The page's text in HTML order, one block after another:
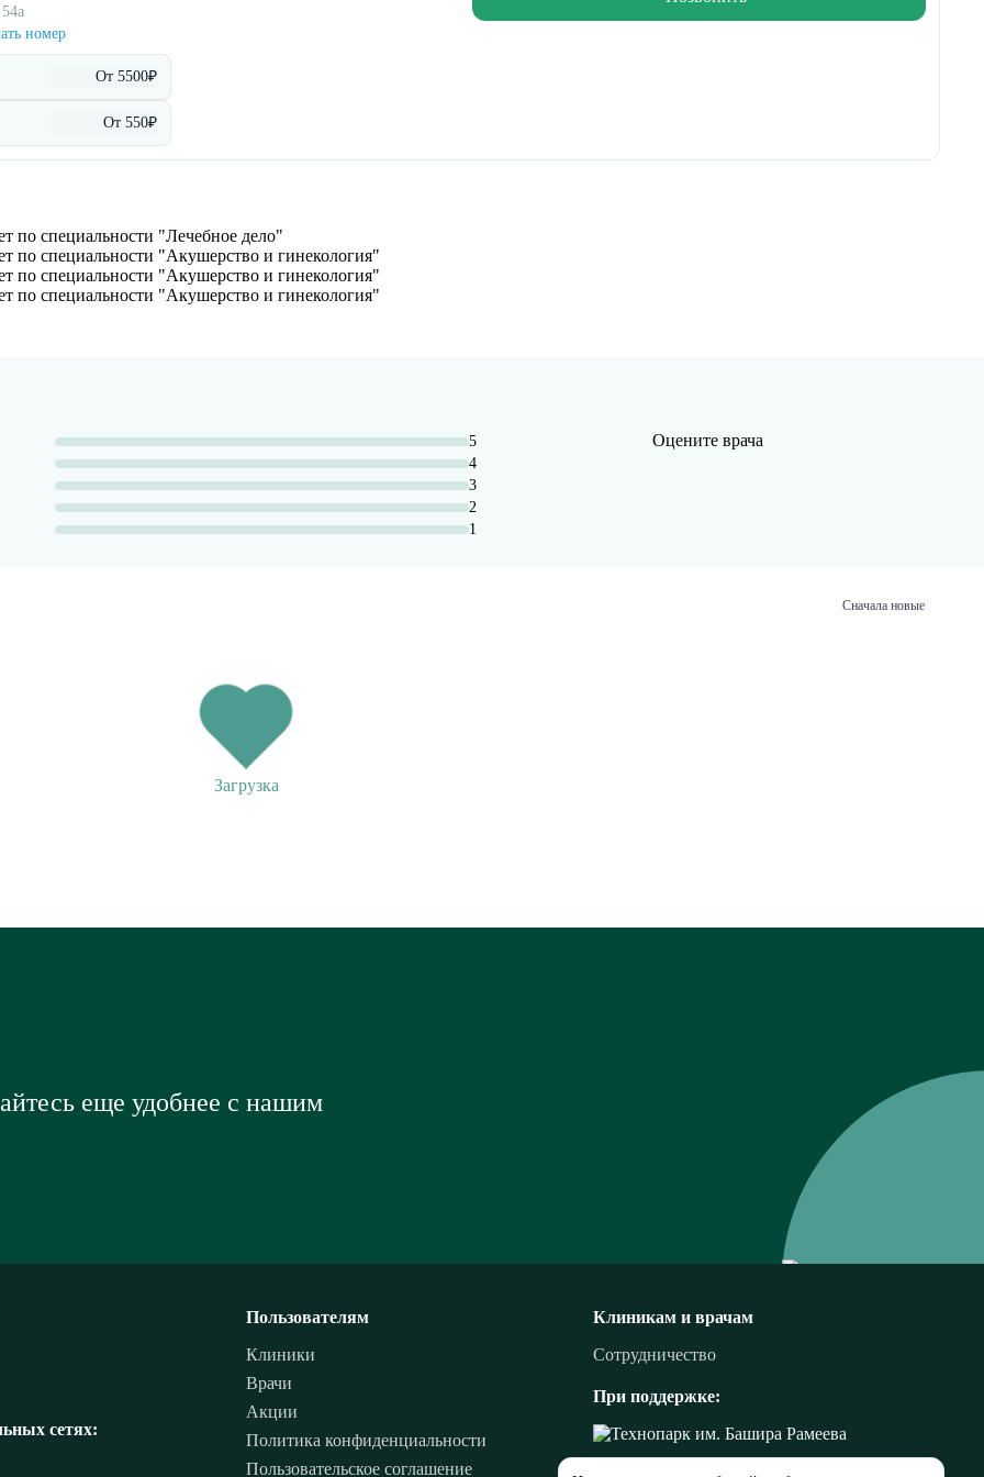
номер
От 5500₽
От 550₽
по специальности "Лечебное дело"
по специальности "Акушерство и гинекология"
по специальности "Акушерство и гинекология"
по специальности "Акушерство и гинекология"
5
4
3
2
1
Оцените врача
Сначала новые
Загрузка
еще удобнее с нашим
сетях:
Клиникам и врачам
Сотрудничество
При поддержке:
Пользователям
Клиники
Врачи
Акции
Политика конфиденциальности
Пользовательское соглашение